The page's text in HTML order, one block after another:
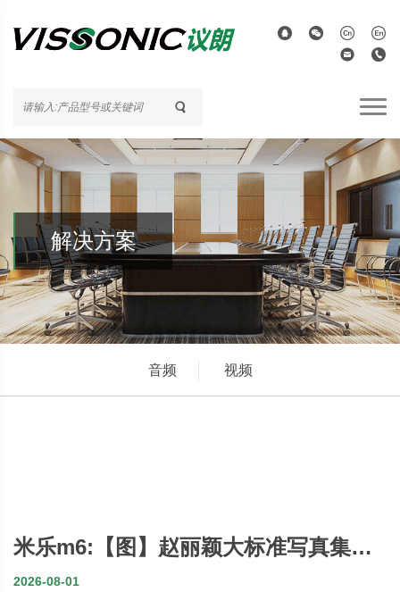
解决方案
音频 视频
米乐m6:【图】赵丽颖大标准写真集你
看过吗？性感女神冷艳全场
2026-08-01